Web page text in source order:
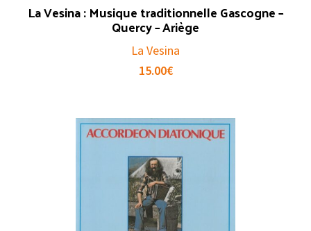
La Vesina : Musique traditionnelle Gascogne –
Quercy – Ariège
La Vesina
15.00€